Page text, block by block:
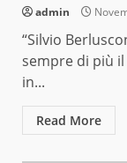
admin
“Silvio
sempre di più il
in...
Read More